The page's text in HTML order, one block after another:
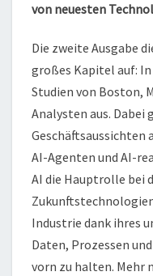
von neuesten
Die zweite Ausgabe
großes Kapitel auf:
Studien von Boston,
Analysten aus. Dabei
Geschäftsaussichten
AI-Agenten und AI-
AI die Hauptrolle bei
Industrie dank ihres
Daten, Prozessen
vorn zu halten. Mehr